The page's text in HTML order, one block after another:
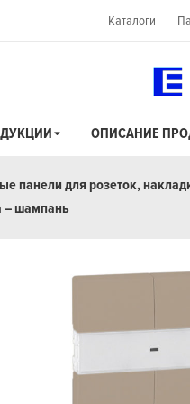
Каталоги
ОПИСАНИЕ
панели для розеток,
– шампань